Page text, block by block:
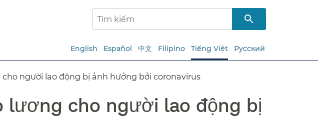
English Español 中文 Filipino Tiếng Việt Русский
người lao động bị ảnh hưởng bởi coronavirus​​
lương cho người lao động bị